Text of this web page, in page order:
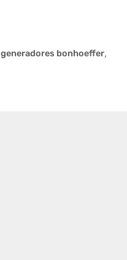
generadores bonhoeffer,